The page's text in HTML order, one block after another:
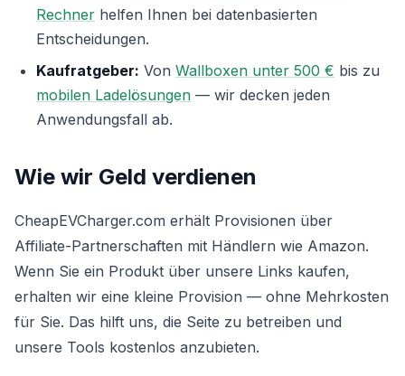
Rechner helfen Ihnen bei datenbasierten
Entscheidungen.
Kaufratgeber: Von Wallboxen unter 500 € bis zu
mobilen Ladelösungen — wir decken jeden
Anwendungsfall ab.
Wie wir Geld verdienen
CheapEVCharger.com erhält Provisionen über
Affiliate-Partnerschaften mit Händlern wie Amazon.
Wenn Sie ein Produkt über unsere Links kaufen,
erhalten wir eine kleine Provision — ohne Mehrkosten
für Sie. Das hilft uns, die Seite zu betreiben und
unsere Tools kostenlos anzubieten.